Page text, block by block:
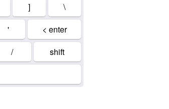
]
\
'
< enter
/
shift